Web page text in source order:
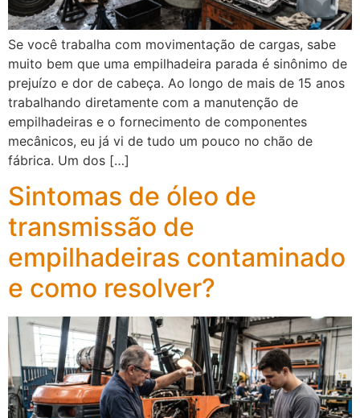
Se você trabalha com movimentação de cargas, sabe
muito bem que uma empilhadeira parada é sinônimo de
prejuízo e dor de cabeça. Ao longo de mais de 15 anos
trabalhando diretamente com a manutenção de
empilhadeiras e o fornecimento de componentes
mecânicos, eu já vi de tudo um pouco no chão de
fábrica. Um dos […]
Sintomas de óleo de
transmissão de
empilhadeiras contaminado
e como resolver?